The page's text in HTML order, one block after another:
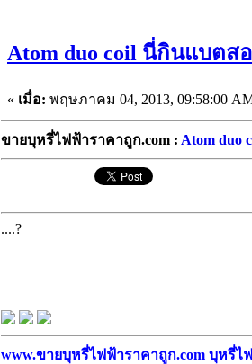
Atom duo coil นี่กินแบตส
« เมื่อ: พฤษภาคม 04, 2013, 09:58:00
ขายบุหรี่ไฟฟ้าราคาถูก.com : Atom duo
....?
www.ขายบุหรี่ไฟฟ้าราคาถูก.com บุหรี่ไ